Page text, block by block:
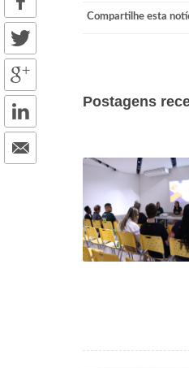
Compartilhe esta
Postagens